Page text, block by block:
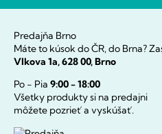
Predajňa Brno
Máte to kúsok do ČR, do Brna?
Vlkova 1a, 628 00, Brno
Po - Pia 9:00 - 18:00
Všetky produkty si na predajni
môžete pozrieť a vyskúšať.